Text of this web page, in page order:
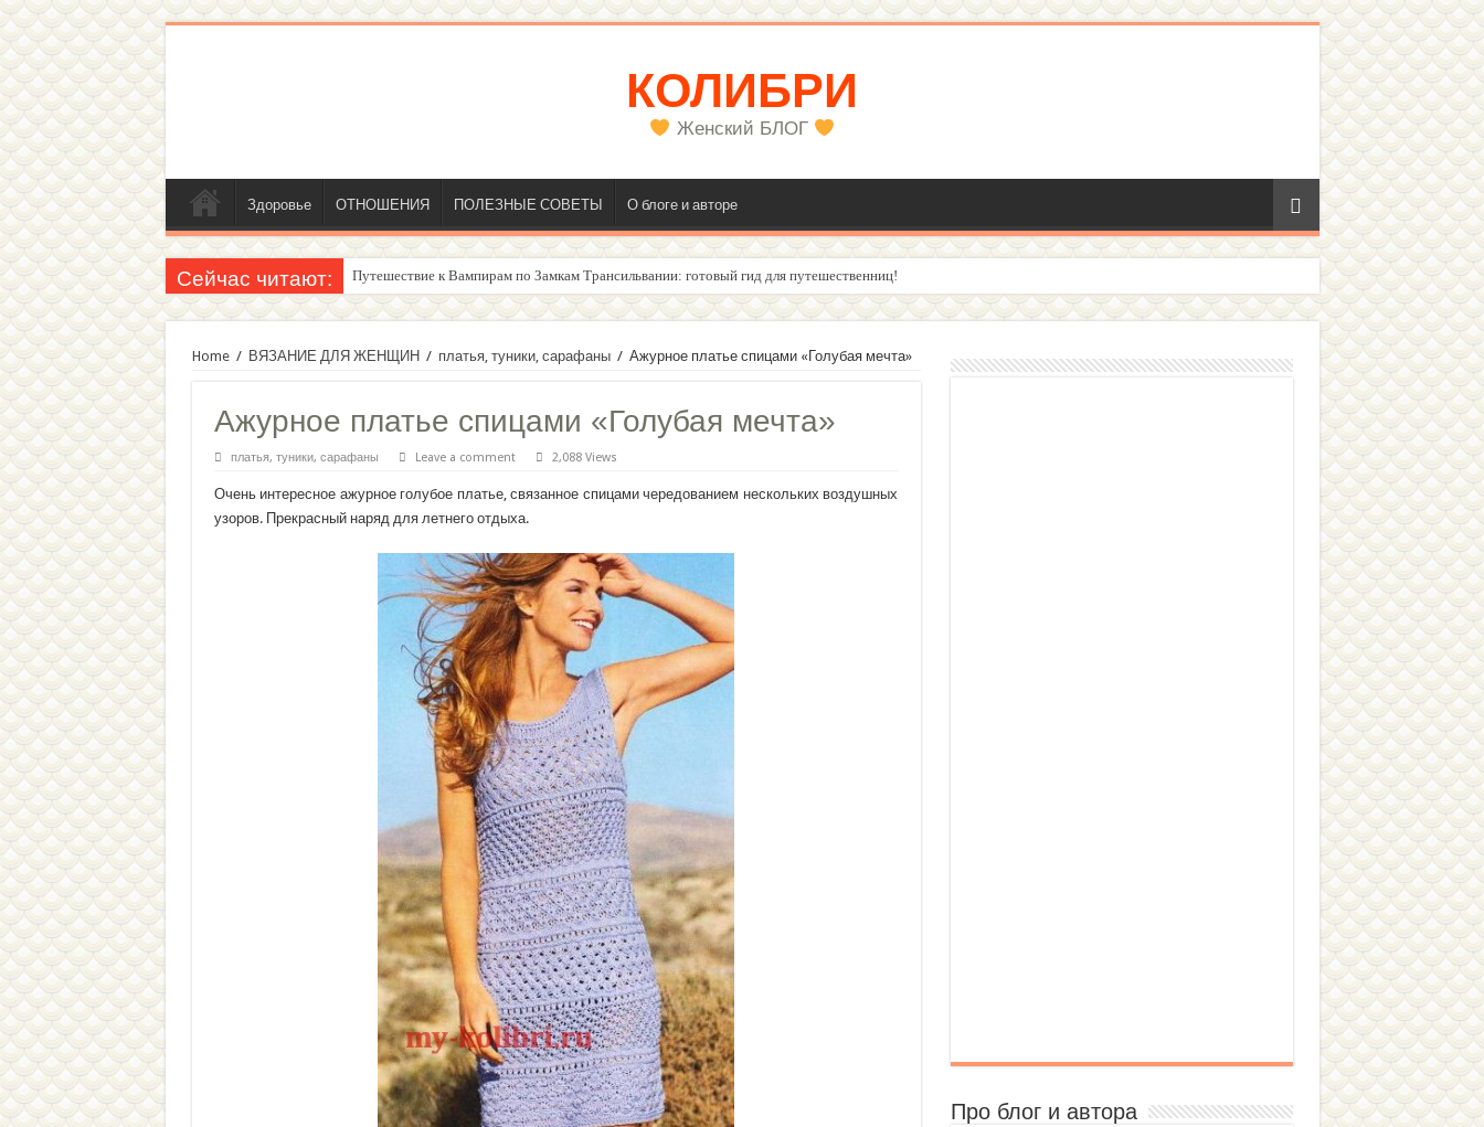
КОЛИБРИ
Женский БЛОГ
Здоровье ОТНОШЕНИЯ ПОЛЕЗНЫЕ СОВЕТЫ О блоге и авторе
Сейчас читают: Путешествие к Вампирам по Замкам Трансильвании: готовый гид для путешественниц!
Женский внутренний голос
Home / ВЯЗАНИЕ ДЛЯ ЖЕНЩИН / платья, туники, сарафаны / Ажурное платье спицами «Голубая мечта»
Ажурное платье спицами «Голубая мечта»
платья, туники, сарафаны Leave a comment 2,088 Views
Очень интересное ажурное голубое платье, связанное спицами чередованием нескольких воздушных
узоров. Прекрасный наряд для летнего отдыха.
Про блог и автора